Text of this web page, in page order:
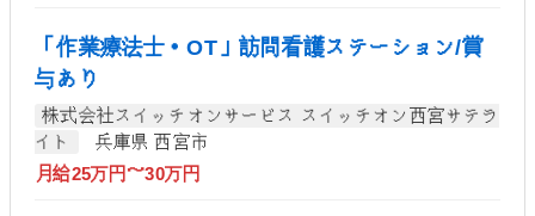
「作業療法士・OT」訪問看護ステーション/賞
与あり
株式会社スイッチオンサービス スイッチオン西宮サテラ
イト
兵庫県 西宮市
月給25万円～30万円